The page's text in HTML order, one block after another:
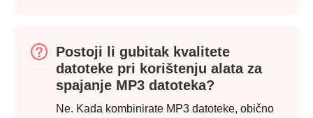
Postoji li gubitak kvalitete
datoteke pri korištenju alata za
spajanje MP3 datoteka?
Ne. Kada kombinirate MP3 datoteke, obično